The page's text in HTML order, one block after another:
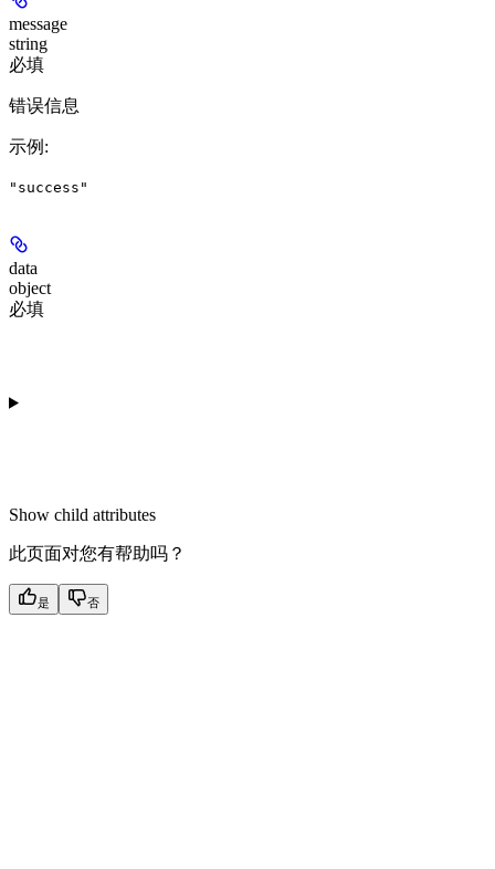
message
string
必填
错误信息
示例 :
"success"
data
object
必填
Show child attributes
此页面对您有帮助吗？
是 否